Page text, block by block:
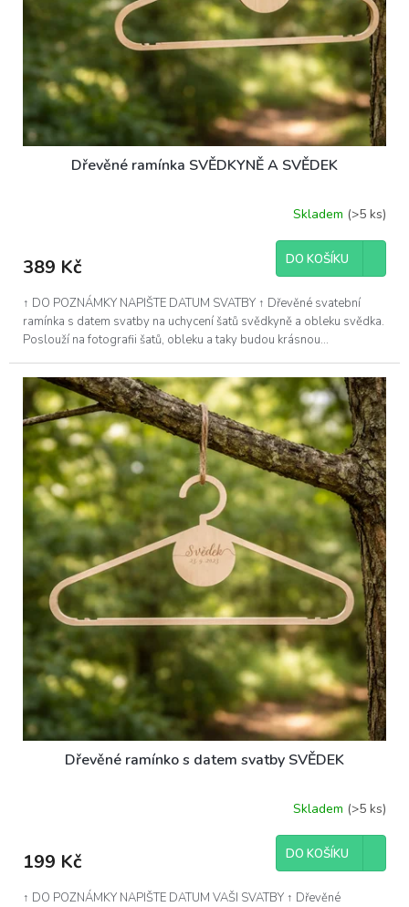
Dřevěné ramínka SVĚDKYNĚ A SVĚDEK
Skladem (>5 ks)
389 Kč DO KOŠÍKU
↑ DO POZNÁMKY NAPIŠTE DATUM SVATBY ↑ Dřevěné svatební
ramínka s datem svatby na uchycení šatů svědkyně a obleku svědka.
Poslouží na fotografii šatů, obleku a taky budou krásnou...
Dřevěné ramínko s datem svatby SVĚDEK
Skladem (>5 ks)
199 Kč DO KOŠÍKU
↑ DO POZNÁMKY NAPIŠTE DATUM VAŠI SVATBY ↑ Dřevěné